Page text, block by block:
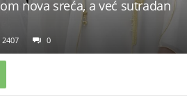
nova sreća, a već sutradan
2407 0